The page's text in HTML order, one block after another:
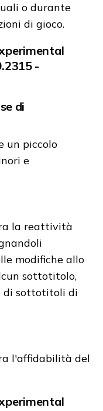
o durante
di gioco.
-
di
un piccolo
e
la reattività
modifiche allo
sottotitolo,
di sottotitoli di
l'affidabilità del